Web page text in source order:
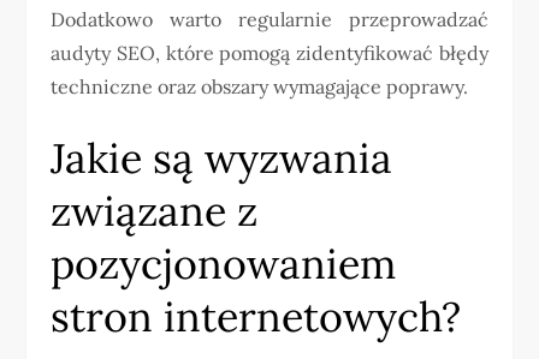
Dodatkowo warto regularnie przeprowadzać
audyty SEO, które pomogą zidentyfikować błędy
techniczne oraz obszary wymagające poprawy.
Jakie są wyzwania
związane z
pozycjonowaniem
stron internetowych?